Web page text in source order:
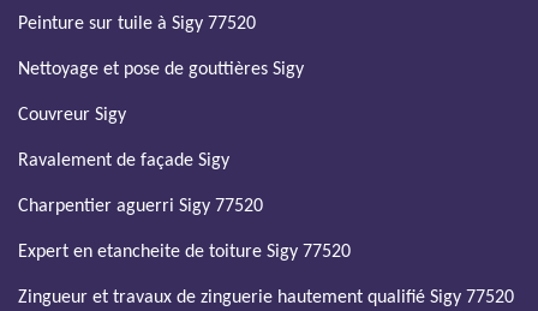
Peinture sur tuile à Sigy 77520
Nettoyage et pose de gouttières Sigy
Couvreur Sigy
Ravalement de façade Sigy
Charpentier aguerri Sigy 77520
Expert en etancheite de toiture Sigy 77520
Zingueur et travaux de zinguerie hautement qualifié Sigy 77520